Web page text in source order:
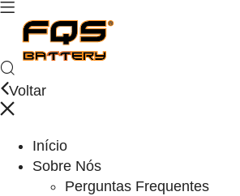
Voltar
Início
Sobre Nós
Perguntas Frequentes